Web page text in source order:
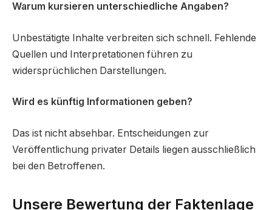
Warum kursieren unterschiedliche Angaben?
Unbestätigte Inhalte verbreiten sich schnell. Fehlende
Quellen und Interpretationen führen zu
widersprüchlichen Darstellungen.
Wird es künftig Informationen geben?
Das ist nicht absehbar. Entscheidungen zur
Veröffentlichung privater Details liegen ausschließlich
bei den Betroffenen.
Unsere Bewertung der Faktenlage